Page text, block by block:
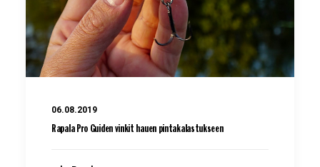
06.08.2019
Rapala Pro Guiden vinkit hauen pintakalastukseen